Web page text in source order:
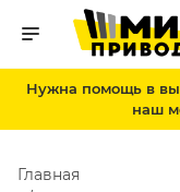
Нужна помощь в
наш
Главная